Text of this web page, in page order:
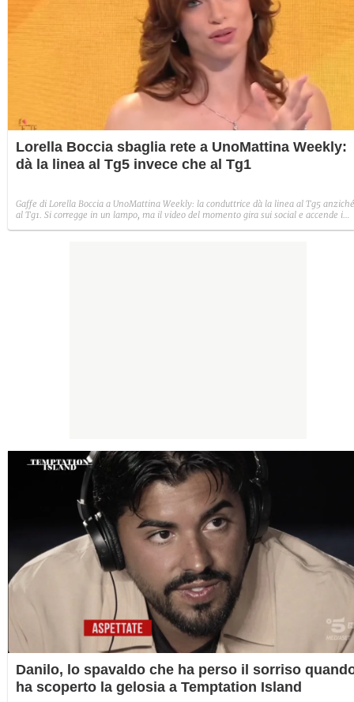
Lorella Boccia sbaglia rete a UnoMattina Weekly:
dà la linea al Tg5 invece che al Tg1
Gaffe di Lorella Boccia a UnoMattina Weekly: la conduttrice dà la linea al Tg5 anziché
al Tg1. Si corregge in un lampo, ma il video del momento gira sui social e accende i
Danilo, lo spavaldo che ha perso il sorriso
ha scoperto la gelosia a Temptation Island